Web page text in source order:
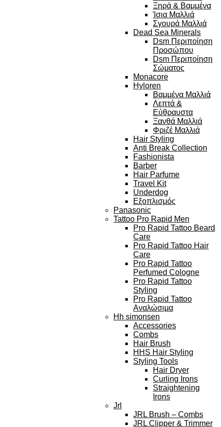
Ξηρά & Βαμμένα
Ίσια Μαλλιά
Σγουρά Μαλλιά
Dead Sea Minerals
Dsm Περιποίηση
Προσώπου
Dsm Περιποίηση
Σώματος
Monacore
Hyloren
Βαμμένα Μαλλιά
Λεπτά &
Εύθραυστα
Ξανθά Μαλλιά
Φριζέ Μαλλιά
Hair Styling
Anti Break Collection
Fashionista
Barber
Hair Parfume
Travel Kit
Underdog
Εξοπλισμός
Panasonic
Tattoo Pro Rapid Men
Pro Rapid Tattoo Beard
Care
Pro Rapid Tattoo Hair
Care
Pro Rapid Tattoo
Perfumed Cologne
Pro Rapid Tattoo
Styling
Pro Rapid Tattoo
Αναλώσιμα
Hh simonsen
Accessories
Combs
Hair Brush
HHS Hair Styling
Styling Tools
Hair Dryer
Curling Irons
Straightening
Irons
Jrl
JRL Brush – Combs
JRL Clipper & Trimmer